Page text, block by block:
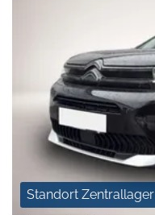
Standort Zentrallager